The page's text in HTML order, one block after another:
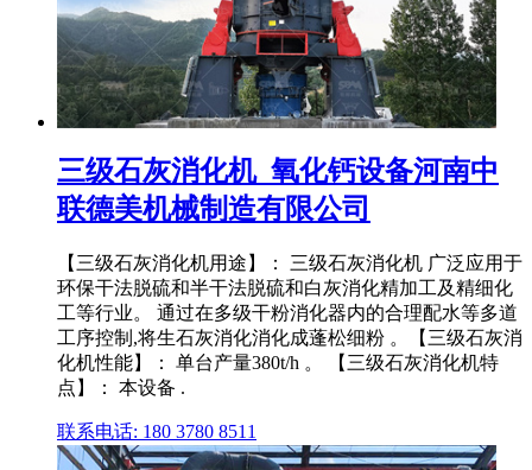
三级石灰消化机_氧化钙设备河南中
联德美机械制造有限公司
【三级石灰消化机用途】： 三级石灰消化机 广泛应用于
环保干法脱硫和半干法脱硫和白灰消化精加工及精细化
工等行业。 通过在多级干粉消化器内的合理配水等多道
工序控制,将生石灰消化消化成蓬松细粉 。【三级石灰消
化机性能】： 单台产量380t/h 。 【三级石灰消化机特
点】： 本设备 .
联系电话: 180 3780 8511